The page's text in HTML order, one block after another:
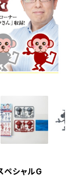
ペシャルG